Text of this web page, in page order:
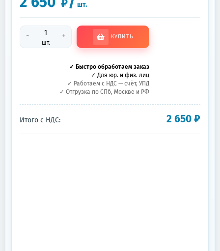
₽ шт.
-
шт.
+ КУПИТЬ
✓ Быстро обработаем заказ
✓ Для юр. и физ. лиц
✓ Работаем с НДС — счёт, УПД
✓ Отгрузка по СПб, Москве и РФ
Итого с НДС: 2 650₽